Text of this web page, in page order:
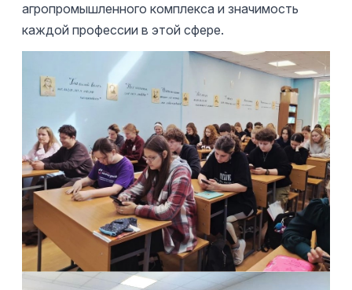
агропромышленного комплекса и значимость
каждой профессии в этой сфере.